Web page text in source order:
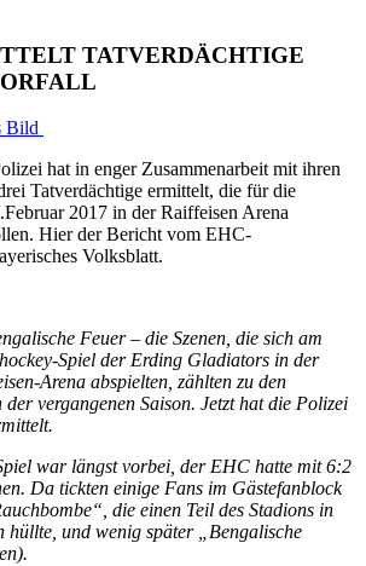
TATVERDÄCHTIGE
Bild
hat in enger Zusammenarbeit mit ihren
Tatverdächtige ermittelt, die für die
2017 in der Raiffeisen Arena
Hier der Bericht vom EHC-
Volksblatt.
Feuer – die Szenen, die sich am
Spiel der Erding Gladiators in der
Arena abspielten, zählten zu den
vergangenen Saison. Jetzt hat die Polizei
war längst vorbei, der EHC hatte mit 6:2
Da tickten einige Fans im Gästefanblock
die einen Teil des Stadions in
hüllte, und wenig später „Bengalische